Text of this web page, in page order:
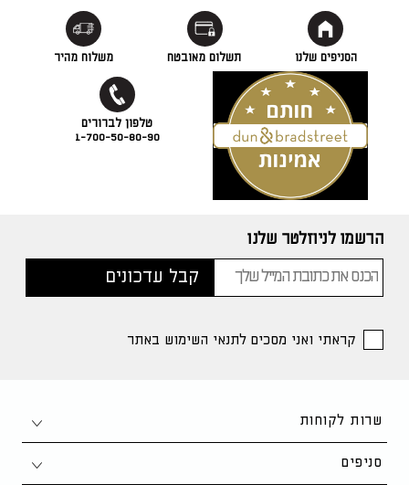
הסניפים שלנו תשלום מאובטח משלוח מהיר
1-700-50-80-90
הרשמו לניוזלטר שלנו
קראתי ואני מסכים לתנאי השימוש באתר
שרות לקוחות
צור קשר
סניפים